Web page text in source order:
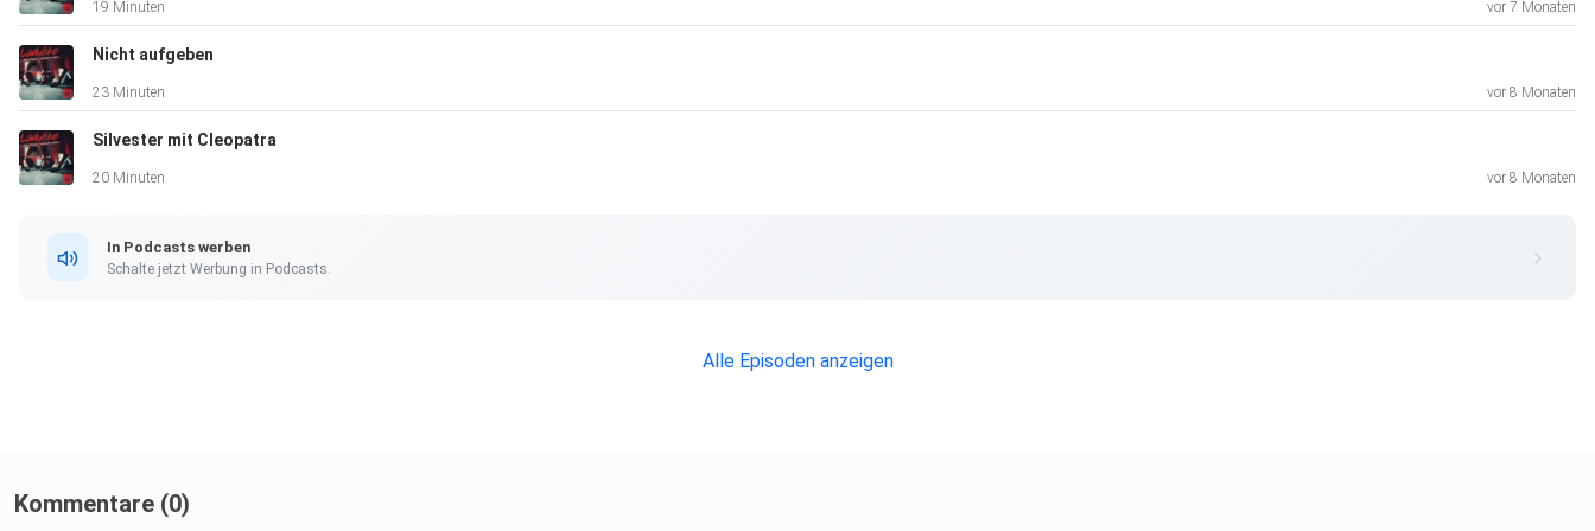
19 Minuten vor 7 Monaten
Nicht aufgeben
23 Minuten vor 8 Monaten
Silvester mit Cleopatra
20 Minuten vor 8 Monaten
In Podcasts werben
Schalte jetzt Werbung in Podcasts.
Alle Episoden anzeigen
Kommentare (0)